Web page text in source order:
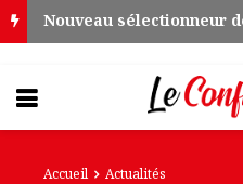
Accueil Actualités